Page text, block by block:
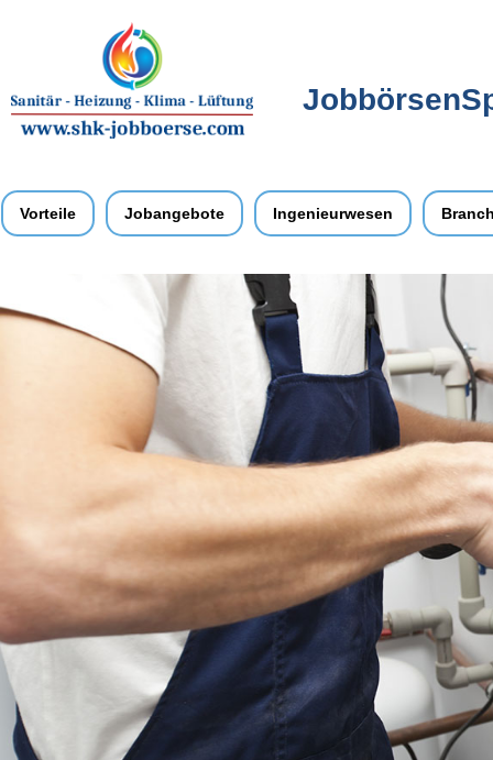
Vorteile Jobangebote Ingenieurwesen